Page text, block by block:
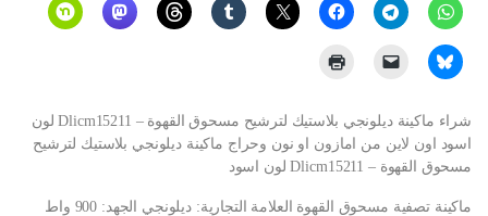
شراء ماكينة ديلونجي بلاستيك لترشيح مسحوق القهوة – Dlicm15211 لون
اسود اون لاين من امازون او نون وحراج ماكينة ديلونجي بلاستيك لترشيح
مسحوق القهوة – Dlicm15211 لون اسود
ماكينة تصفية مسحوق القهوة العلامة التجارية: ديلونجي الجهد: 900 واط